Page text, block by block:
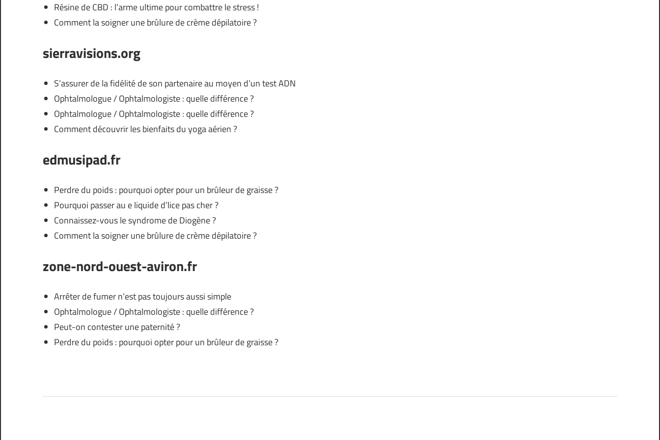
Résine de CBD : l’arme ultime pour combattre le stress !
Comment la soigner une brûlure de crème dépilatoire ?
sierravisions.org
S’assurer de la fidélité de son partenaire au moyen d’un test ADN
Ophtalmologue / Ophtalmologiste : quelle différence ?
Ophtalmologue / Ophtalmologiste : quelle différence ?
Comment découvrir les bienfaits du yoga aérien ?
edmusipad.fr
Perdre du poids : pourquoi opter pour un brûleur de graisse ?
Pourquoi passer au e liquide d’lice pas cher ?
Connaissez-vous le syndrome de Diogène ?
Comment la soigner une brûlure de crème dépilatoire ?
zone-nord-ouest-aviron.fr
Arrêter de fumer n’est pas toujours aussi simple
Ophtalmologue / Ophtalmologiste : quelle différence ?
Peut-on contester une paternité ?
Perdre du poids : pourquoi opter pour un brûleur de graisse ?